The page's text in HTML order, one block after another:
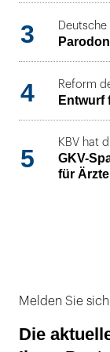
3
4 Reform
Entwurf
5
KBV hat
GKV-
für
Melden Sie
Die